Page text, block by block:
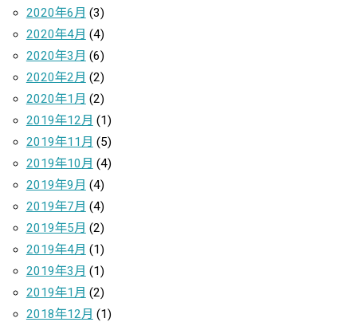
2020年6月 (3)
2020年4月 (4)
2020年3月 (6)
2020年2月 (2)
2020年1月 (2)
2019年12月 (1)
2019年11月 (5)
2019年10月 (4)
2019年9月 (4)
2019年7月 (4)
2019年5月 (2)
2019年4月 (1)
2019年3月 (1)
2019年1月 (2)
2018年12月 (1)